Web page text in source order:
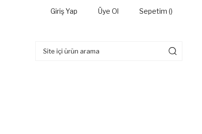
Giriş Yap Üye Ol Sepetim ()